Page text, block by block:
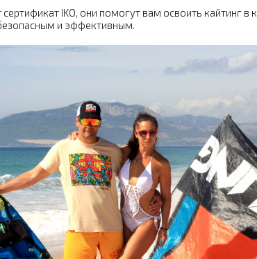
IKO, они помогут вам освоить кайтинг в
и эффективным.